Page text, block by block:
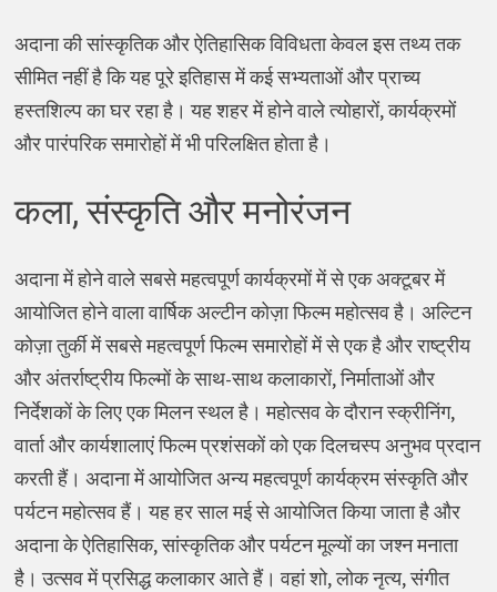
अदाना की सांस्कृतिक और ऐतिहासिक विविधता केवल इस तथ्य तक
सीमित नहीं है कि यह पूरे इतिहास में कई सभ्यताओं और प्राच्य
हस्तशिल्प का घर रहा है। यह शहर में होने वाले त्योहारों, कार्यक्रमों
और पारंपरिक समारोहों में भी परिलक्षित होता है।
कला, संस्कृति और मनोरंजन
अदाना में होने वाले सबसे महत्वपूर्ण कार्यक्रमों में से एक अक्टूबर में
आयोजित होने वाला वार्षिक अल्टीन कोज़ा फिल्म महोत्सव है। अल्टिन
कोज़ा तुर्की में सबसे महत्वपूर्ण फिल्म समारोहों में से एक है और राष्ट्रीय
और अंतर्राष्ट्रीय फिल्मों के साथ-साथ कलाकारों, निर्माताओं और
निर्देशकों के लिए एक मिलन स्थल है। महोत्सव के दौरान स्क्रीनिंग,
वार्ता और कार्यशालाएं फिल्म प्रशंसकों को एक दिलचस्प अनुभव प्रदान
करती हैं। अदाना में आयोजित अन्य महत्वपूर्ण कार्यक्रम संस्कृति और
पर्यटन महोत्सव हैं। यह हर साल मई से आयोजित किया जाता है और
अदाना के ऐतिहासिक, सांस्कृतिक और पर्यटन मूल्यों का जश्न मनाता
है। उत्सव में प्रसिद्ध कलाकार आते हैं। वहां शो, लोक नृत्य, संगीत